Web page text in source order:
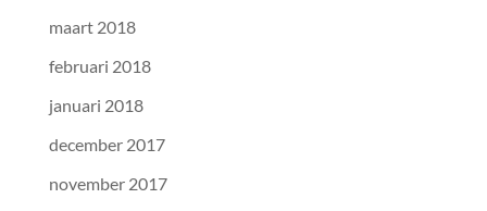
maart 2018
februari 2018
januari 2018
december 2017
november 2017